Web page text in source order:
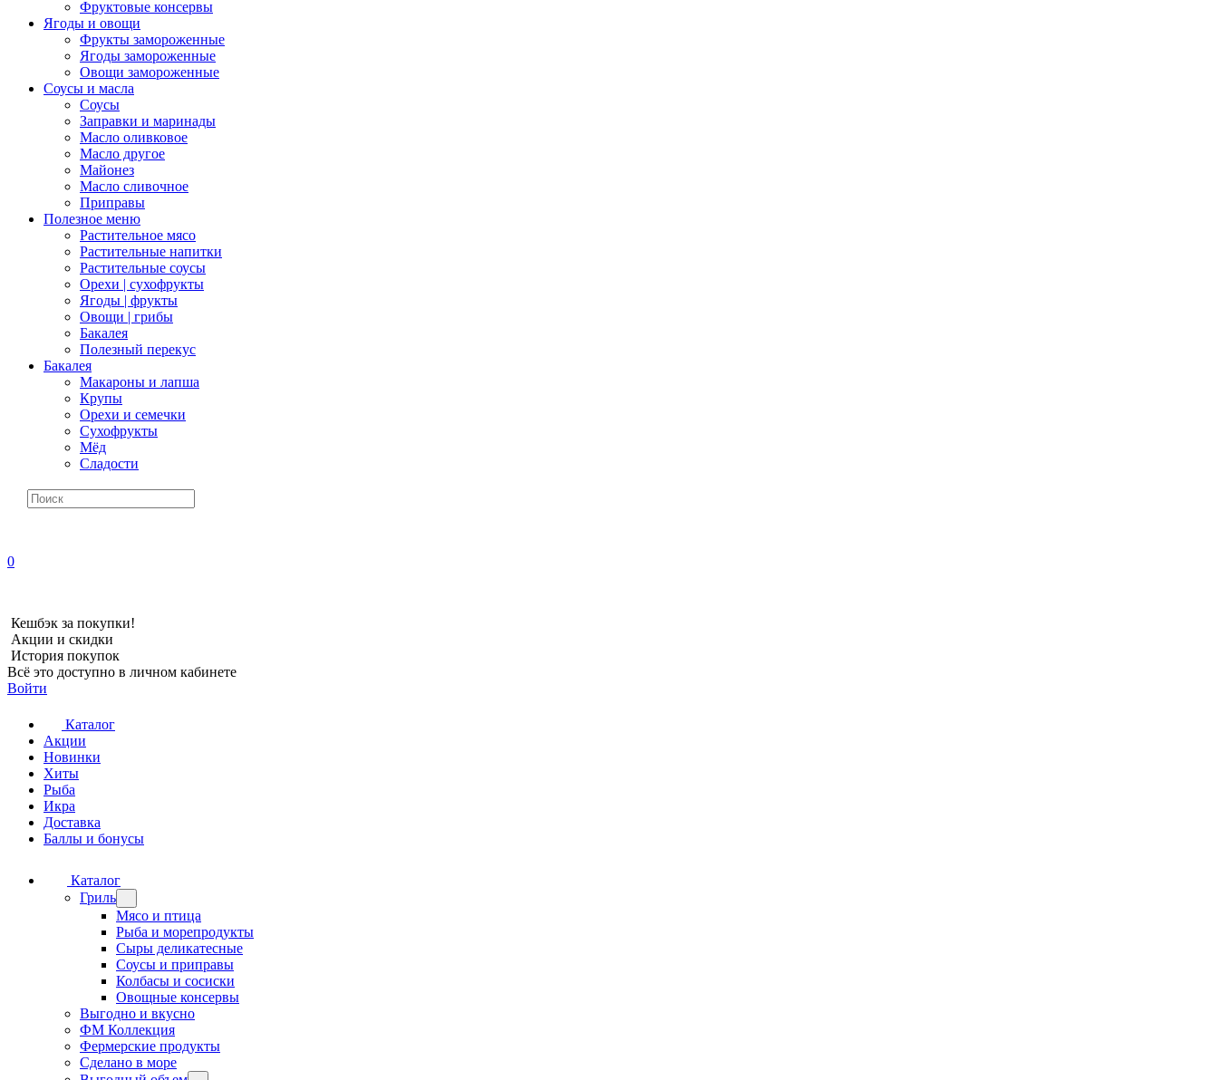
Фруктовые консервы
Ягоды и овощи
Фрукты замороженные
Ягоды замороженные
Овощи замороженные
Соусы и масла
Соусы
Заправки и маринады
Масло оливковое
Масло другое
Майонез
Масло сливочное
Приправы
Полезное меню
Растительное мясо
Растительные напитки
Растительные соусы
Орехи | сухофрукты
Ягоды | фрукты
Овощи | грибы
Бакалея
Полезный перекус
Бакалея
Макароны и лапша
Крупы
Орехи и семечки
Сухофрукты
Мёд
Сладости
0
Кешбэк за покупки!
Акции и скидки
История покупок
Всё это доступно в личном кабинете
Войти
Каталог
Акции
Новинки
Хиты
Рыба
Икра
Доставка
Баллы и бонусы
Каталог
Гриль
Мясо и птица
Рыба и морепродукты
Сыры деликатесные
Соусы и приправы
Колбасы и сосиски
Овощные консервы
Выгодно и вкусно
ФМ Коллекция
Фермерские продукты
Сделано в море